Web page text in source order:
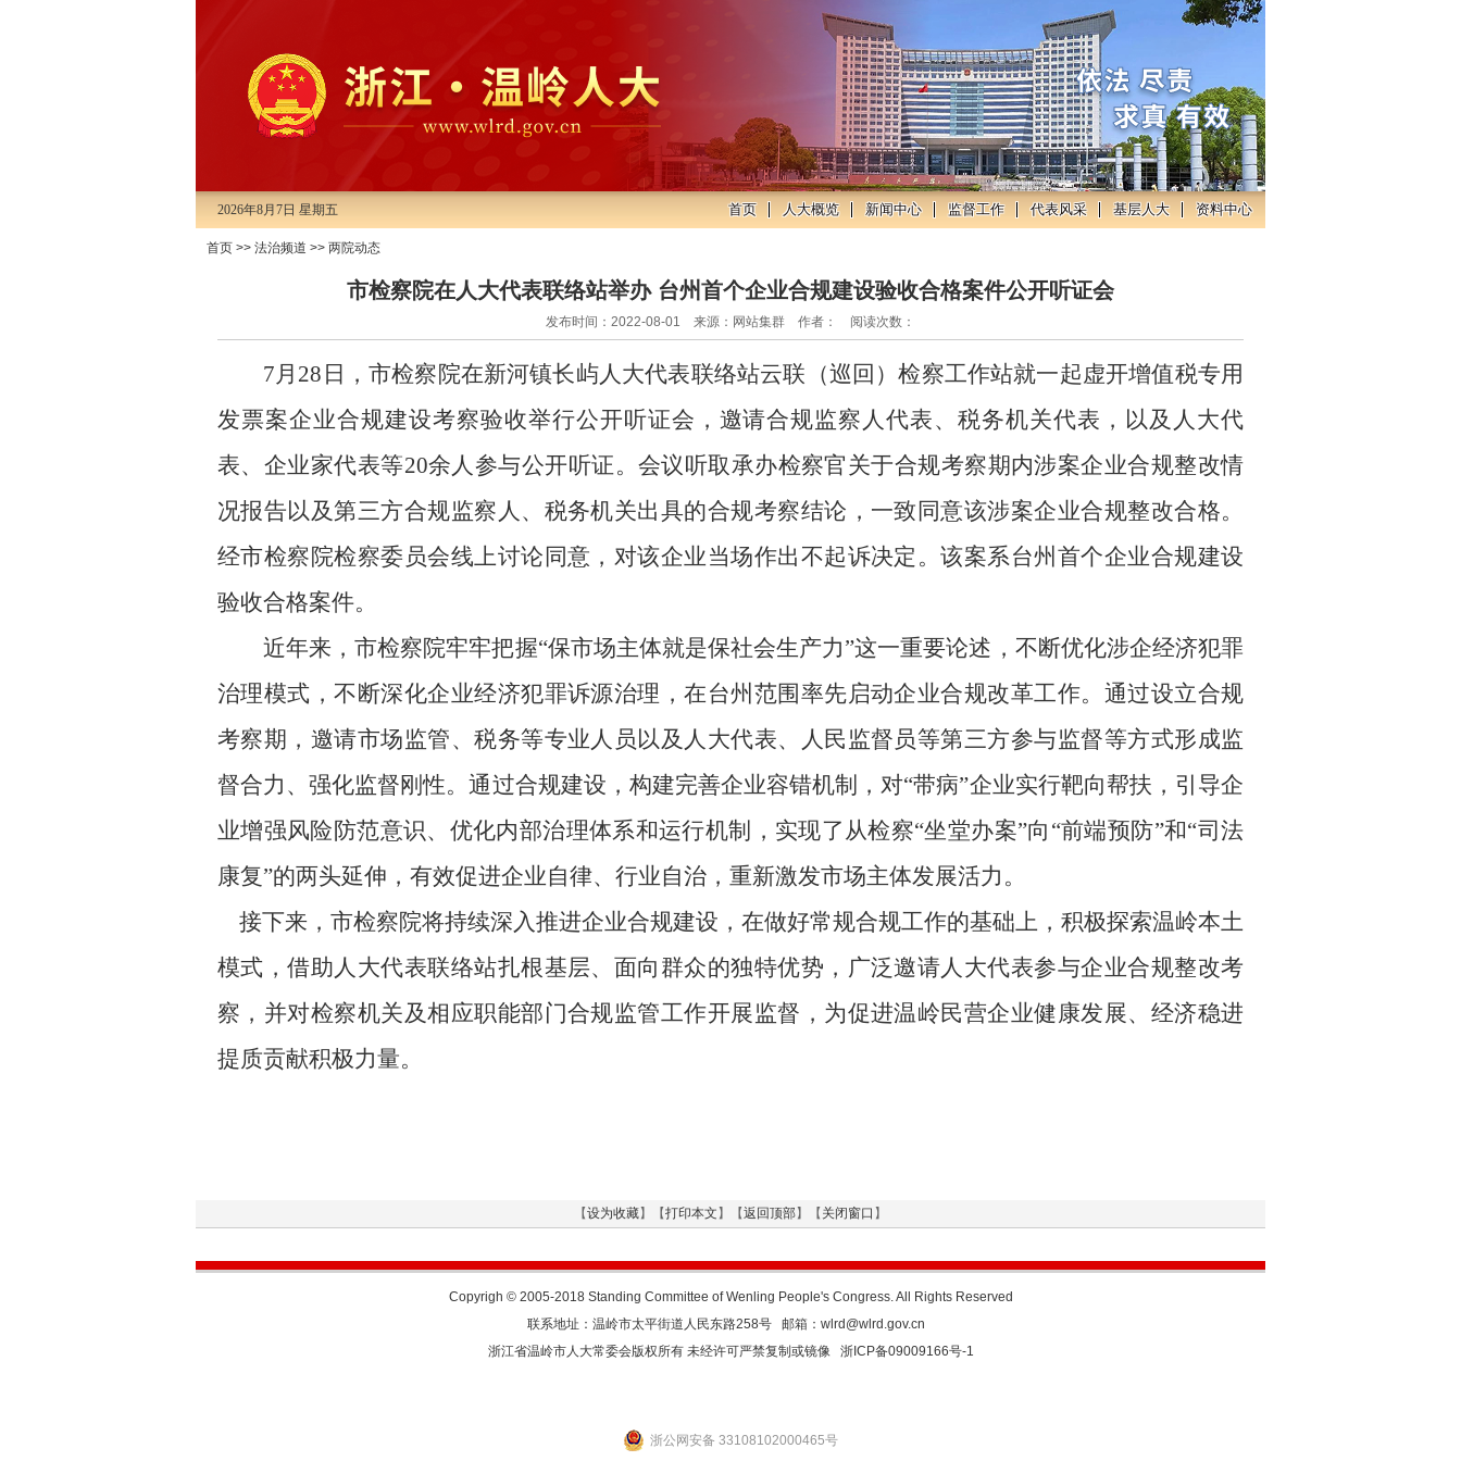
2026年8月7日 星期五 首页 人大概览 新闻中心 监督工作 代表风采 基层人大 资料中心
首页 >> 法治频道 >> 两院动态
市检察院在人大代表联络站举办 台州首个企业合规建设验收合格案件公开听证会
发布时间：2022-08-01 来源：网站集群 作者： 阅读次数：
7月28日，市检察院在新河镇长屿人大代表联络站云联（巡回）检察工作站就一起虚开增值税专用
发票案企业合规建设考察验收举行公开听证会，邀请合规监察人代表、税务机关代表，以及人大代
表、企业家代表等20余人参与公开听证。会议听取承办检察官关于合规考察期内涉案企业合规整改情
况报告以及第三方合规监察人、税务机关出具的合规考察结论，一致同意该涉案企业合规整改合格。
经市检察院检察委员会线上讨论同意，对该企业当场作出不起诉决定。该案系台州首个企业合规建设
验收合格案件。
近年来，市检察院牢牢把握“保市场主体就是保社会生产力”这一重要论述，不断优化涉企经济犯罪
治理模式，不断深化企业经济犯罪诉源治理，在台州范围率先启动企业合规改革工作。通过设立合规
考察期，邀请市场监管、税务等专业人员以及人大代表、人民监督员等第三方参与监督等方式形成监
督合力、强化监督刚性。通过合规建设，构建完善企业容错机制，对“带病”企业实行靶向帮扶，引导企
业增强风险防范意识、优化内部治理体系和运行机制，实现了从检察“坐堂办案”向“前端预防”和“司法
康复”的两头延伸，有效促进企业自律、行业自治，重新激发市场主体发展活力。
接下来，市检察院将持续深入推进企业合规建设，在做好常规合规工作的基础上，积极探索温岭本土
模式，借助人大代表联络站扎根基层、面向群众的独特优势，广泛邀请人大代表参与企业合规整改考
察，并对检察机关及相应职能部门合规监管工作开展监督，为促进温岭民营企业健康发展、经济稳进
提质贡献积极力量。
【设为收藏】【打印本文 】【返回顶部】【 关闭窗口 】
Copyrigh © 2005-2018 Standing Committee of Wenling People's Congress. All Rights Reserved
联系地址：温岭市太平街道人民东路258号 邮箱：wlrd@wlrd.gov.cn
浙江省温岭市人大常委会版权所有 未经许可严禁复制或镜像 浙ICP备09009166号-1
浙公网安备 33108102000465号